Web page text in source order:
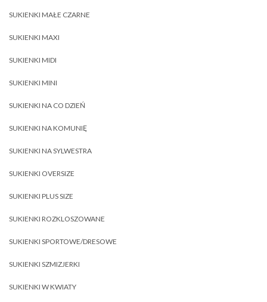
SUKIENKI MAŁE CZARNE
SUKIENKI MAXI
SUKIENKI MIDI
SUKIENKI MINI
SUKIENKI NA CO DZIEŃ
SUKIENKI NA KOMUNIĘ
SUKIENKI NA SYLWESTRA
SUKIENKI OVERSIZE
SUKIENKI PLUS SIZE
SUKIENKI ROZKLOSZOWANE
SUKIENKI SPORTOWE/DRESOWE
SUKIENKI SZMIZJERKI
SUKIENKI W KWIATY